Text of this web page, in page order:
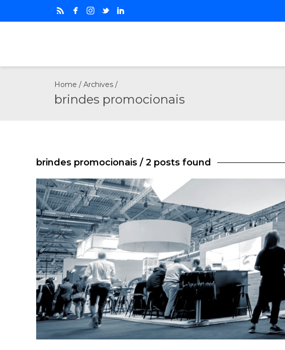
Home / Archives /
brindes promocionais
brindes promocionais / 2 posts found